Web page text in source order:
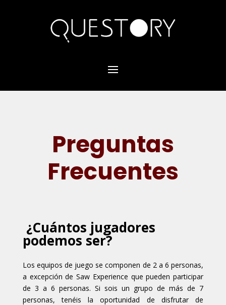
Preguntas
Frecuentes
¿Cuántos jugadores
podemos ser?
Los equipos de juego se componen de 2 a 6 personas,
a excepción de Saw Experience que pueden participar
de 3 a 6 personas. Si sois un grupo de más de 7
personas, tenéis la oportunidad de disfrutar de